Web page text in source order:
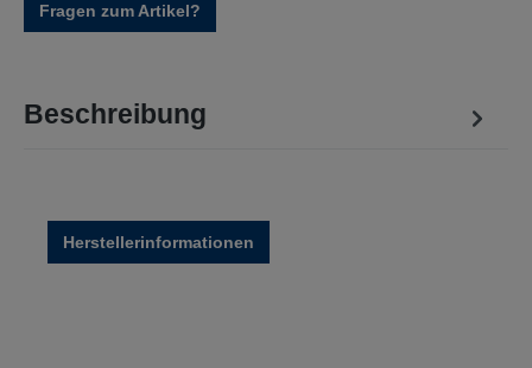
Fragen zum Artikel?
Beschreibung
Herstellerinformationen